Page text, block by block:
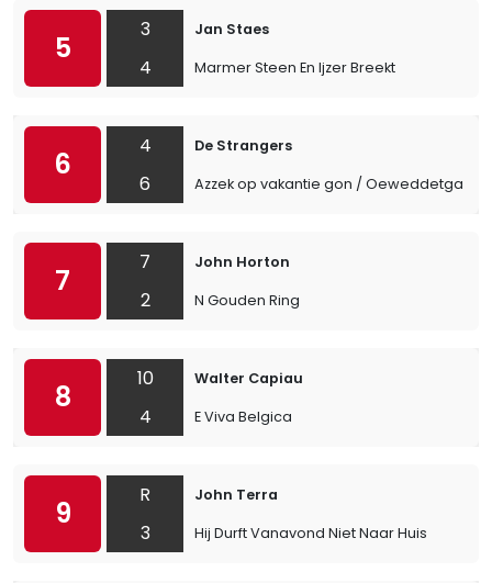
5
3
4
Jan Staes
Marmer Steen En Ijzer Breekt
6
4
6
De Strangers
Azzek op vakantie gon / Oeweddetgat
7
7
2
John Horton
N Gouden Ring
8
10
4
Walter Capiau
E Viva Belgica
9
R
3
John Terra
Hij Durft Vanavond Niet Naar Huis